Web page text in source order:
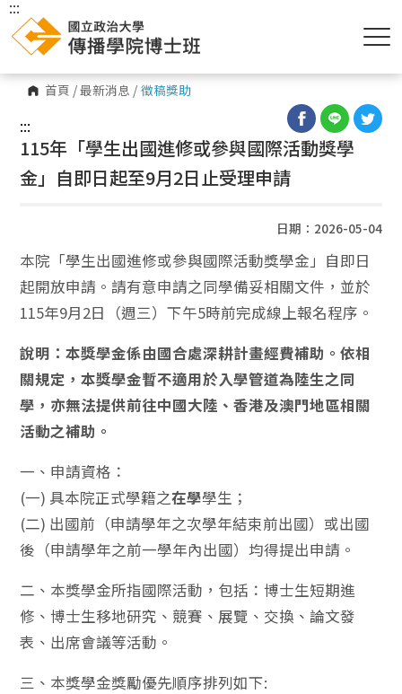
首頁 /最新消息 / 徵稿獎助
:::
:::
115年「學生出國進修或參與國際活動獎學
金」自即日起至9月2日止受理申請
日期：2026-05-04
本院「學生出國進修或參與國際活動獎學金」自即日
起開放申請。請有意申請之同學備妥相關文件，並於
115年9月2日（週三）下午5時前完成線上報名程序。
說明：本獎學金係由國合處深耕計畫經費補助。依相
關規定，本獎學金暫不適用於入學管道為陸生之同
學，亦無法提供前往中國大陸、香港及澳門地區相關
活動之補助。
一、申請資格：
(一) 具本院正式學籍之在學學生；
(二) 出國前（申請學年之次學年結束前出國）或出國
後（申請學年之前一學年內出國）均得提出申請。
二、本獎學金所指國際活動，包括：博士生短期進
修、博士生移地研究、競賽、展覽、交換、論文發
表、出席會議等活動。
三、本獎學金獎勵優先順序排列如下: